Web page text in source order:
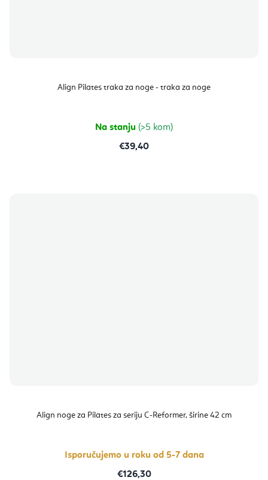
Align Pilates traka za noge - traka za noge
Na stanju (>5 kom)
€39,40
Align noge za Pilates za seriju C-Reformer, širine 42 cm
Isporučujemo u roku od 5-7 dana
€126,30